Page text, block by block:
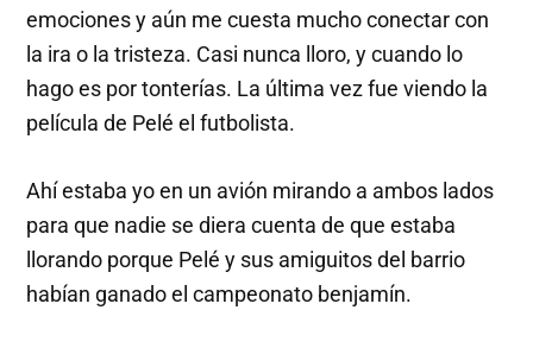
emociones y aún me cuesta mucho conectar con
la ira o la tristeza. Casi nunca lloro, y cuando lo
hago es por tonterías. La última vez fue viendo la
película de Pelé el futbolista.
Ahí estaba yo en un avión mirando a ambos lados
para que nadie se diera cuenta de que estaba
llorando porque Pelé y sus amiguitos del barrio
habían ganado el campeonato benjamín.